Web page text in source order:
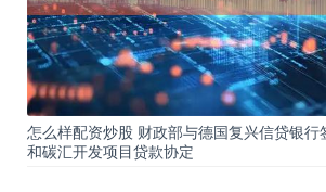
怎么样配资炒股 财政部与德国复兴信贷银
和碳汇开发项目贷款协定